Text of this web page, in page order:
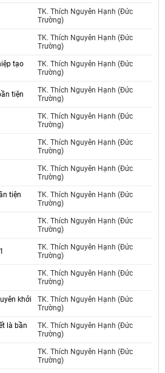
TK. Thích Nguyên Hạnh (Đức
Trường)
TK. Thích Nguyên Hạnh (Đức
Trường)
tạo
TK. Thích Nguyên Hạnh (Đức
Trường)
tiện
TK. Thích Nguyên Hạnh (Đức
Trường)
TK. Thích Nguyên Hạnh (Đức
Trường)
TK. Thích Nguyên Hạnh (Đức
Trường)
TK. Thích Nguyên Hạnh (Đức
Trường)
tiện
TK. Thích Nguyên Hạnh (Đức
Trường)
TK. Thích Nguyên Hạnh (Đức
Trường)
TK. Thích Nguyên Hạnh (Đức
Trường)
TK. Thích Nguyên Hạnh (Đức
Trường)
khởi
TK. Thích Nguyên Hạnh (Đức
Trường)
là bần
TK. Thích Nguyên Hạnh (Đức
Trường)
TK. Thích Nguyên Hạnh (Đức
Trường)